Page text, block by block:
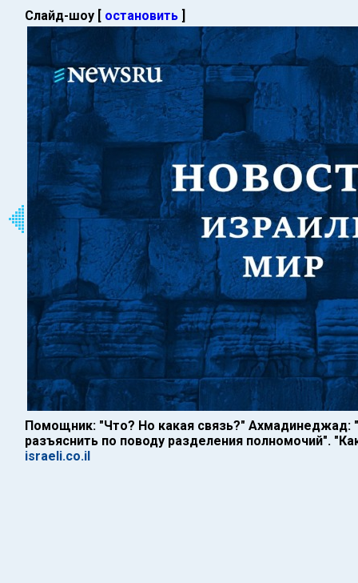
Слайд-шоу [ остановить ]
Помощник: "Что? Но какая связь?" Ахмадинеджад:
разъяснить по поводу разделения полномочий".
israeli.co.il